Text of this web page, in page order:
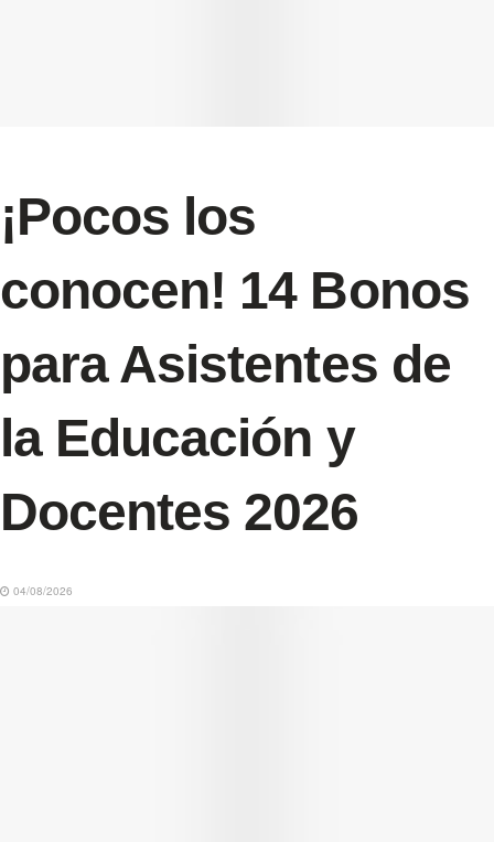
¡Pocos los
conocen! 14 Bonos
para Asistentes de
la Educación y
Docentes 2026
04/08/2026